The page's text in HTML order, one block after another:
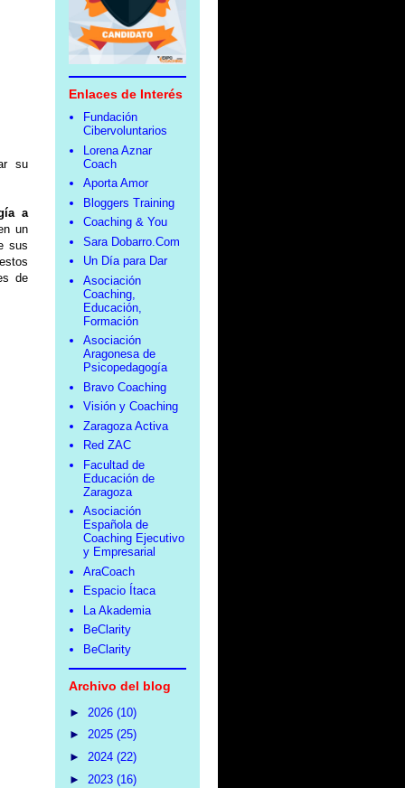
su
a
un
sus
de
Enlaces de Interés
Fundación
Cibervoluntarios
Lorena Aznar
Coach
Aporta Amor
Bloggers Training
Coaching & You
Sara Dobarro.Com
Un Día para Dar
Asociación
Coaching,
Educación,
Formación
Asociación
Aragonesa de
Psicopedagogía
Bravo Coaching
Visión y Coaching
Zaragoza Activa
Red ZAC
Facultad de
Educación de
Zaragoza
Asociación
Española de
Coaching Ejecutivo
y Empresarial
AraCoach
Espacio Ítaca
La Akademia
BeClarity
BeClarity
Archivo del blog
► 2026 (10)
► 2025 (25)
► 2024 (22)
► 2023 (16)